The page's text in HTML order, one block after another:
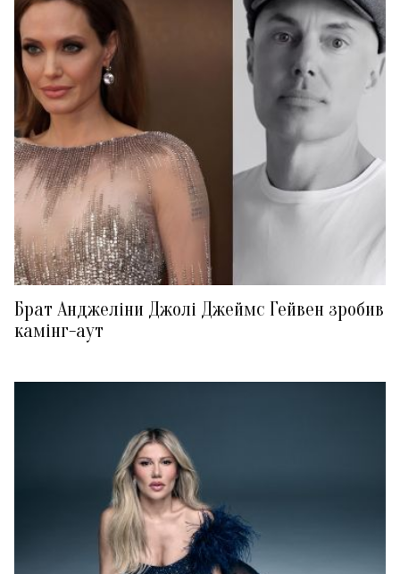
Брат Анджеліни Джолі Джеймс Гейвен зробив
камінг-аут